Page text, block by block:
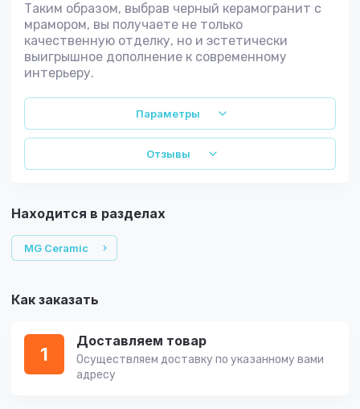
Таким образом, выбрав черный керамогранит с
мрамором, вы получаете не только
качественную отделку, но и эстетически
выигрышное дополнение к современному
интерьеру.
Параметры
Отзывы
Находится в разделах
MG Ceramic
Как заказать
1
Доставляем товар
Осуществляем доставку по указанному вами
адресу